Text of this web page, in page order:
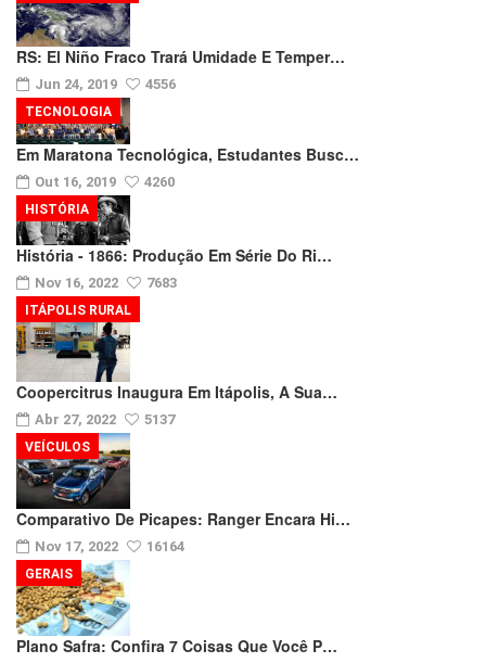
RS: El Niño Fraco Trará Umidade E Temper…
Jun 24, 2019 4556
Em Maratona Tecnológica, Estudantes Busc…
Out 16, 2019 4260
TECNOLOGIA
História - 1866: Produção Em Série Do Ri…
Nov 16, 2022 7683
HISTÓRIA
Coopercitrus Inaugura Em Itápolis, A Sua…
Abr 27, 2022 5137
ITÁPOLIS RURAL
Comparativo De Picapes: Ranger Encara Hi…
Nov 17, 2022 16164
VEÍCULOS
Plano Safra: Confira 7 Coisas Que Você P…
GERAIS